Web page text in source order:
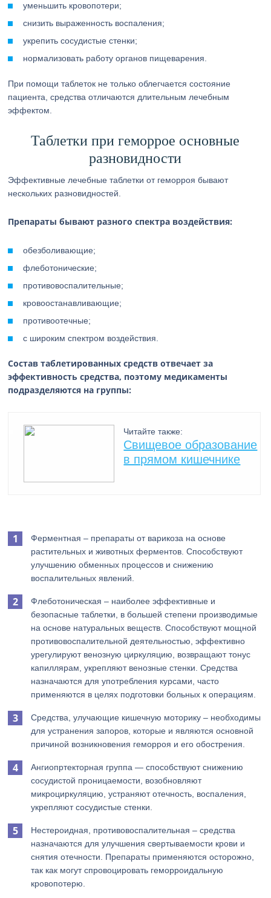
уменьшить кровопотери;
снизить выраженность воспаления;
укрепить сосудистые стенки;
нормализовать работу органов пищеварения.
При помощи таблеток не только облегчается состояние
пациента, средства отличаются длительным лечебным
эффектом.
Таблетки при геморрое основные
разновидности
Эффективные лечебные таблетки от геморроя бывают
нескольких разновидностей.
Препараты бывают разного спектра воздействия:
обезболивающие;
флеботонические;
противовоспалительные;
кровоостанавливающие;
противоотечные;
с широким спектром воздействия.
Состав таблетированных средств отвечает за
эффективность средства, поэтому медикаменты
подразделяются на группы:
Читайте также:
Свищевое образование
в прямом кишечнике
Ферментная – препараты от варикоза на основе
растительных и животных ферментов. Способствуют
улучшению обменных процессов и снижению
воспалительных явлений.
Флеботоническая – наиболее эффективные и
безопасные таблетки, в большей степени производимые
на основе натуральных веществ. Способствуют мощной
противовоспалительной деятельностью, эффективно
урегулируют венозную циркуляцию, возвращают тонус
капиллярам, укрепляют венозные стенки. Средства
назначаются для употребления курсами, часто
применяются в целях подготовки больных к операциям.
Средства, улучающие кишечную моторику – необходимы
для устранения запоров, которые и являются основной
причиной возникновения геморроя и его обострения.
Ангиопртекторная группа — способствуют снижению
сосудистой проницаемости, возобновляют
микроциркуляцию, устраняют отечность, воспаления,
укрепляют сосудистые стенки.
Нестероидная, противовоспалительная – средства
назначаются для улучшения свертываемости крови и
снятия отечности. Препараты применяются осторожно,
так как могут спровоцировать геморроидальную
кровопотерю.